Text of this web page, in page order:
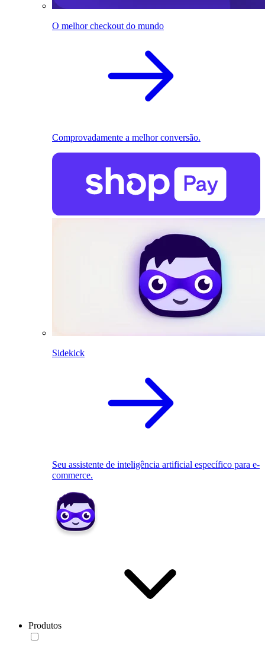
O melhor checkout do mundo
Comprovadamente a melhor conversão.
Sidekick
Seu assistente de inteligência artificial específico para e-
commerce.
Produtos